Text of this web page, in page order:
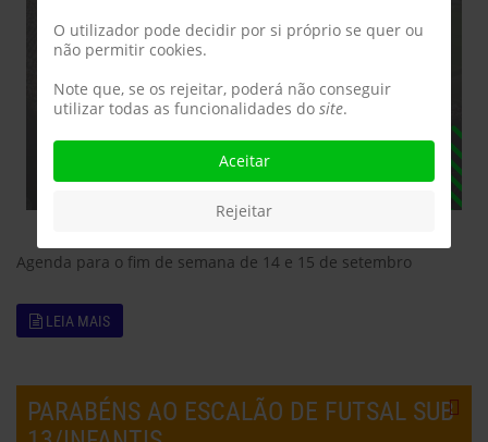
Agenda para o fim de semana de 14 e 15 de setembro
LEIA MAIS
PARABÉNS AO ESCALÃO DE FUTSAL SUB
O utilizador pode decidir por si próprio se quer ou
não permitir cookies.
Note que, se os rejeitar, poderá não conseguir
utilizar todas as funcionalidades do site.
Aceitar
Rejeitar